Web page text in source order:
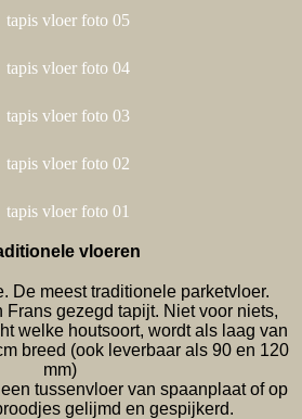
vloeren
De meest traditionele parketvloer.
Frans gezegd tapijt. Niet voor niets,
welke houtsoort, wordt als laag van
breed (ook leverbaar als 90 en 120
mm)
tussenvloer van spaanplaat of op
gelijmd en gespijkerd.